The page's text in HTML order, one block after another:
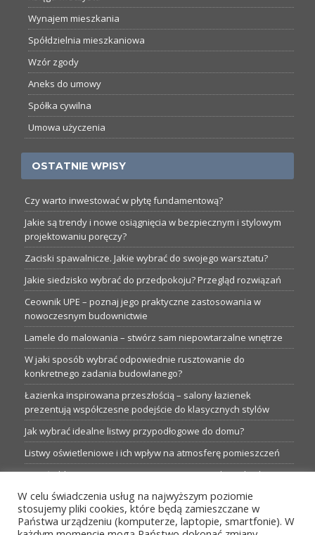
Wynajem mieszkania
Spółdzielnia mieszkaniowa
Wzór zgody
Aneks do umowy
Spółka cywilna
Umowa użyczenia
OSTATNIE WPISY
Czy warto inwestować w płytę fundamentową?
Jakie są trendy i nowe osiągnięcia w bezpiecznym i stylowym
projektowaniu poręczy?
Zaciski spawalnicze. Jakie wybrać do swojego warsztatu?
Jakie siedzisko wybrać do przedpokoju? Przegląd rozwiązań
Ceownik UPE – poznaj jego praktyczne zastosowania w
nowoczesnym budownictwie
Lamele do malowania – stwórz sam niepowtarzalne wnętrze
W jaki sposób wybrać odpowiednie rusztowanie do
konkretnego zadania budowlanego?
Łazienka inspirowana przeszłością – salony łazienek
prezentują współczesne podejście do klasycznych stylów
Jak wybrać idealne listwy przypodłogowe do domu?
Listwy oświetleniowe i ich wpływ na atmosferę pomieszczeń
Garaże blaszane: Nieocenione magazyny podczas budowy
Profesjonalne hurtownie dla każdego budowlańca i instalatora
Proste metamorfozy aranżacji w łazience: 5 praktycznych
pomysłów
W celu świadczenia usług na najwyższym poziomie
stosujemy pliki cookies, które będą zamieszczane w
Państwa urządzeniu (komputerze, laptopie, smartfonie). W